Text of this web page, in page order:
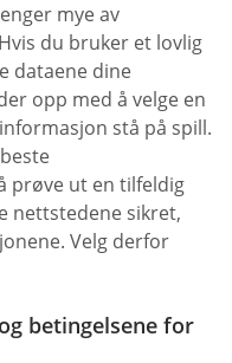
mye av
du bruker et lovlig
dataene dine
opp med å velge en
stå på spill.
prøve ut en tilfeldig
nettstedene sikret,
Velg derfor
betingelsene for